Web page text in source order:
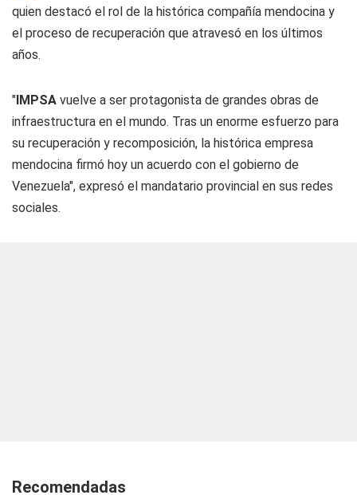
quien destacó el rol de la histórica compañía mendocina y
el proceso de recuperación que atravesó en los últimos
años.
"IMPSA vuelve a ser protagonista de grandes obras de
infraestructura en el mundo. Tras un enorme esfuerzo para
su recuperación y recomposición, la histórica empresa
mendocina firmó hoy un acuerdo con el gobierno de
Venezuela", expresó el mandatario provincial en sus redes
sociales.
Recomendadas